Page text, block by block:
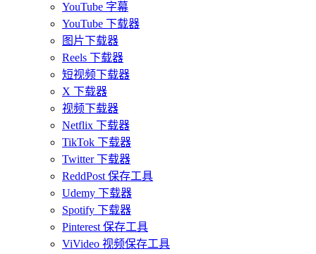
YouTube 字幕
YouTube 下载器
图片下载器
Reels 下载器
短视频下载器
X 下载器
视频下载器
Netflix 下载器
TikTok 下载器
Twitter 下载器
ReddPost 保存工具
Udemy 下载器
Spotify 下载器
Pinterest 保存工具
ViVideo 视频保存工具